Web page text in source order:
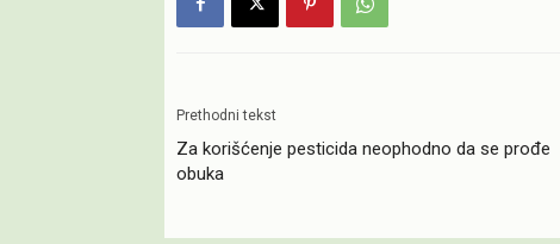
Prethodni tekst
Za korišćenje pesticida neophodno da se prođe
obuka